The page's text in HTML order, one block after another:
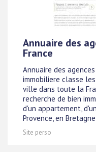
Annuaire des
France
Annuaire des
immobiliere classe
ville dans toute la
recherche de bien
d'un appartement,
Provence, en
Site perso